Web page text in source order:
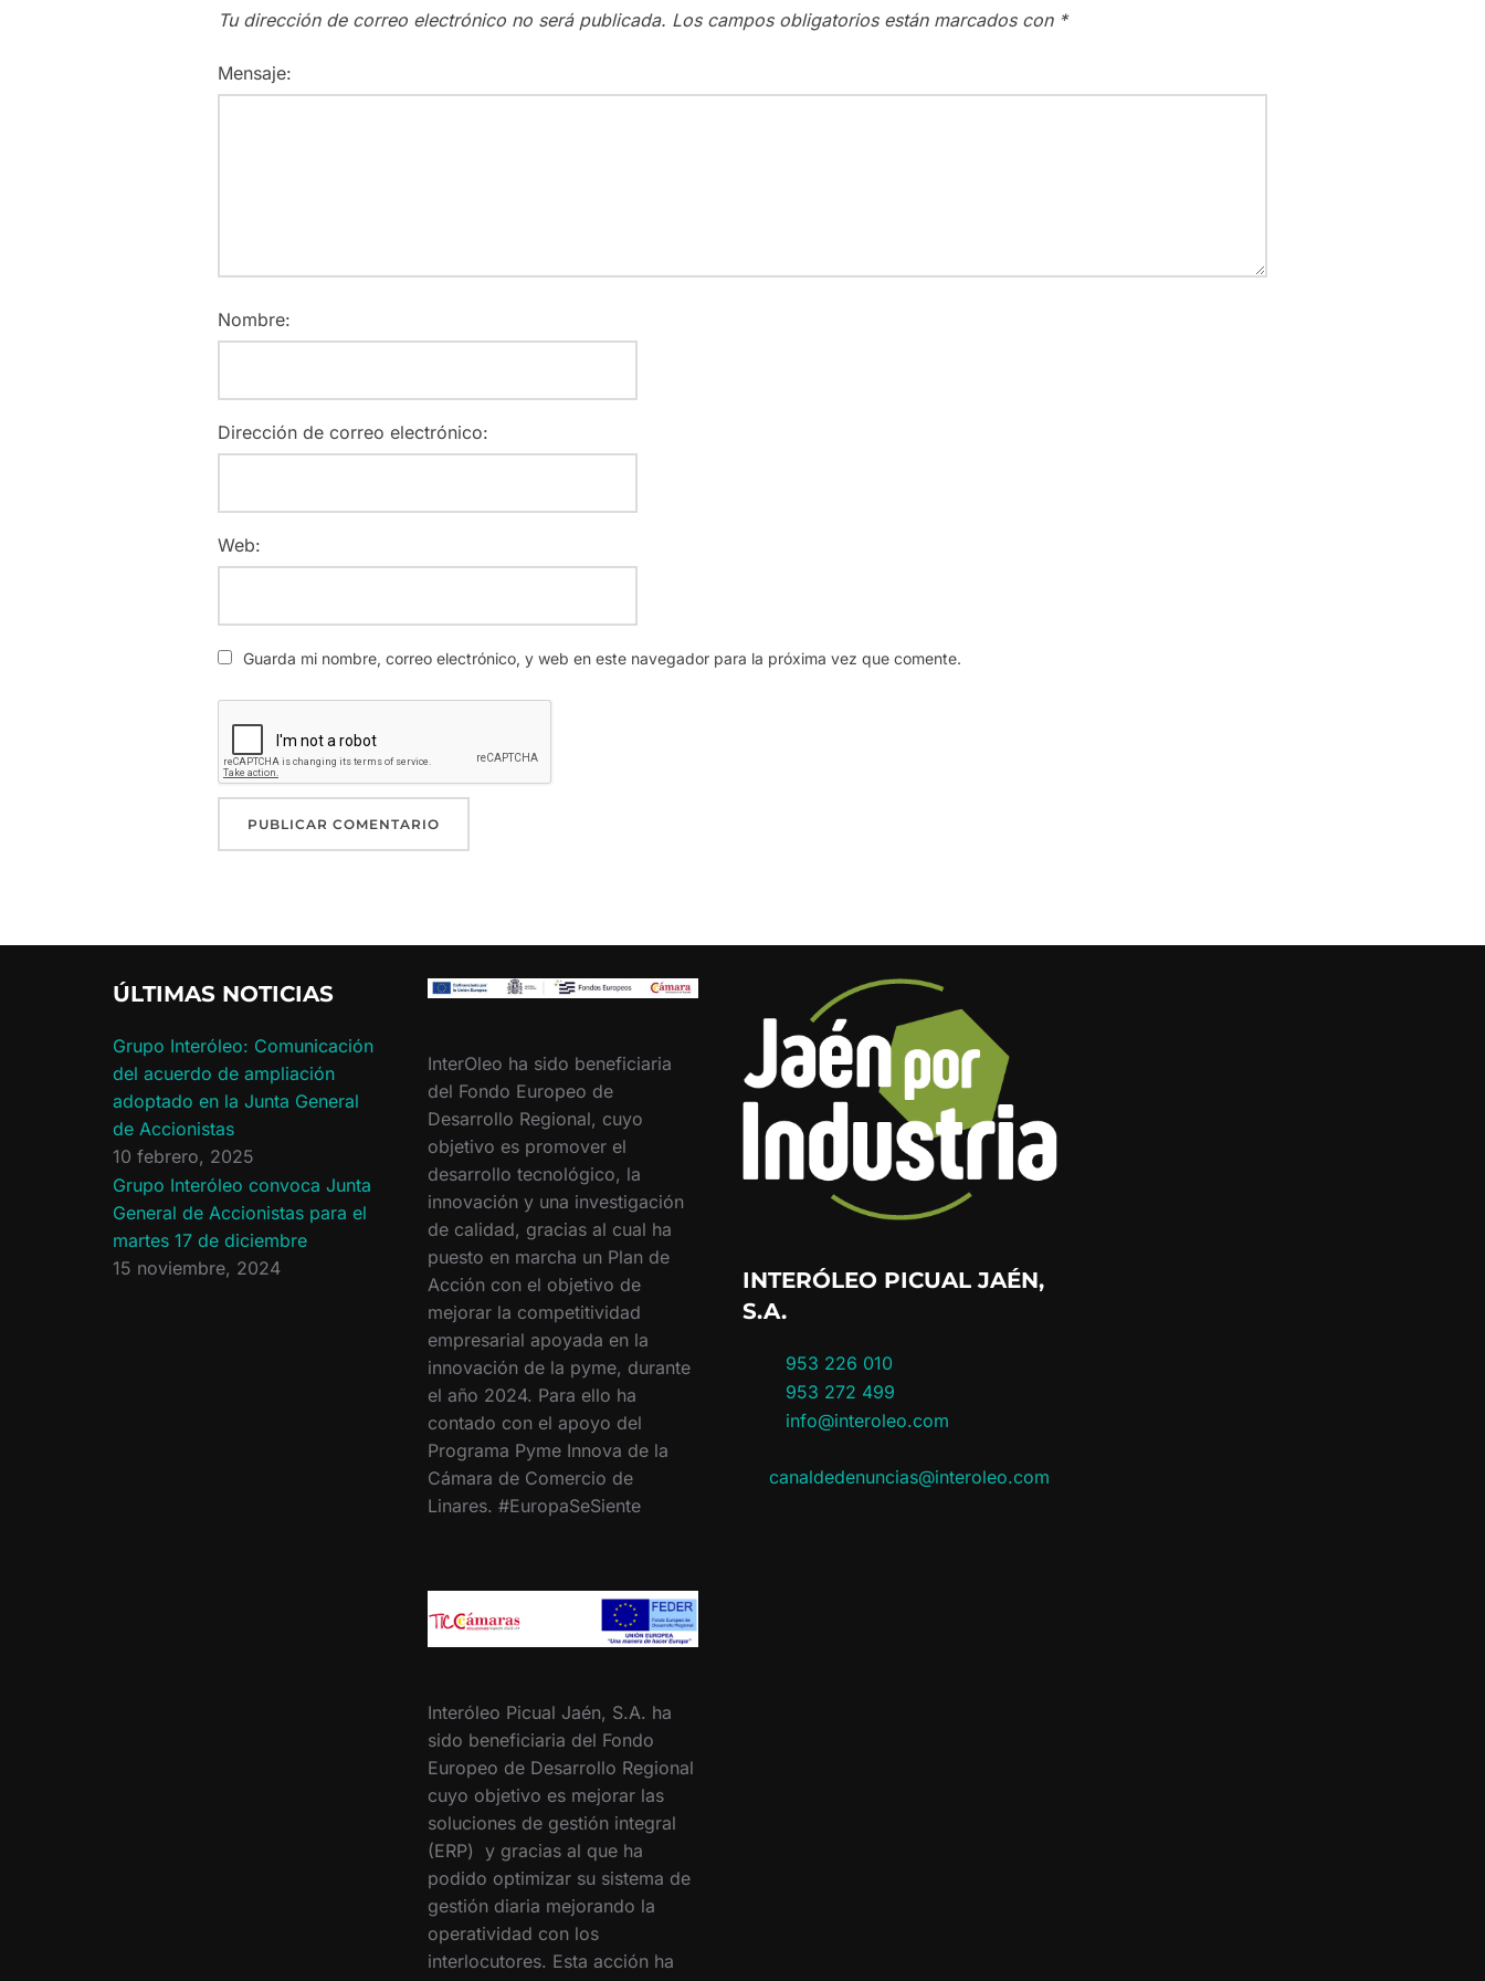
Tu dirección de correo electrónico no será publicada. Los campos obligatorios están marcados con *
Mensaje:
Nombre:
Dirección de correo electrónico:
Web:
Guarda mi nombre, correo electrónico, y web en este navegador para la próxima vez que comente.
ÚLTIMAS NOTICIAS
Grupo Interóleo: Comunicación
del acuerdo de ampliación
adoptado en la Junta General
de Accionistas
10 febrero, 2025
Grupo Interóleo convoca Junta
General de Accionistas para el
martes 17 de diciembre
15 noviembre, 2024
InterOleo ha sido beneficiaria
del Fondo Europeo de
Desarrollo Regional, cuyo
objetivo es promover el
desarrollo tecnológico, la
innovación y una investigación
de calidad, gracias al cual ha
puesto en marcha un Plan de
Acción con el objetivo de
mejorar la competitividad
empresarial apoyada en la
innovación de la pyme, durante
el año 2024. Para ello ha
contado con el apoyo del
Programa Pyme Innova de la
Cámara de Comercio de
Linares. #EuropaSeSiente
Interóleo Picual Jaén, S.A. ha
sido beneficiaria del Fondo
Europeo de Desarrollo Regional
cuyo objetivo es mejorar las
soluciones de gestión integral
(ERP) y gracias al que ha
podido optimizar su sistema de
gestión diaria mejorando la
operatividad con los
interlocutores. Esta acción ha
INTERÓLEO PICUAL JAÉN,
S.A.
953 226 010
953 272 499
info@interoleo.com
canaldedenuncias@interoleo.com